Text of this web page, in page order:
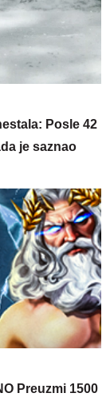
Posle 42
je saznao
Preuzmi 1500